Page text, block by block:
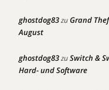
ghostdog83zuGrand
August
ghostdog83zuSwitch &
Hard- und Software